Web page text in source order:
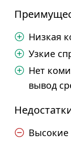
Низкая
Узкие
Нет
вывод
Высокие